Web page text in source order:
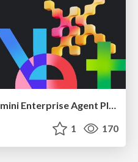
AI ネイティブな組織に Gemini Enterprise Agent Platform がなぜ必要なのか
1 170